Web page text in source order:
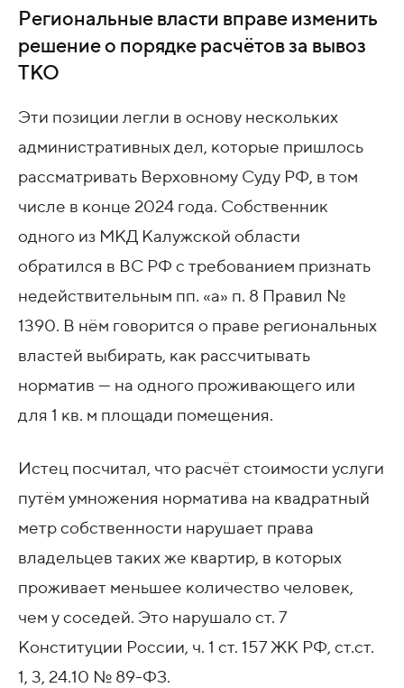
Региональные власти вправе изменить
решение о порядке расчётов за вывоз
ТКО
Эти позиции легли в основу нескольких
административных дел, которые пришлось
рассматривать Верховному Суду РФ, в том
числе в конце 2024 года. Собственник
одного из МКД Калужской области
обратился в ВС РФ с требованием признать
недействительным пп. «а» п. 8 Правил №
1390. В нём говорится о праве региональных
властей выбирать, как рассчитывать
норматив — на одного проживающего или
для 1 кв. м площади помещения.
Истец посчитал, что расчёт стоимости услуги
путём умножения норматива на квадратный
метр собственности нарушает права
владельцев таких же квартир, в которых
проживает меньшее количество человек,
чем у соседей. Это нарушало ст. 7
Конституции России, ч. 1 ст. 157 ЖК РФ, ст.ст.
1, 3, 24.10 № 89-ФЗ.